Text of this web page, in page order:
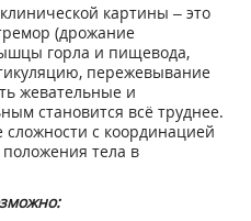
картины – это
(дрожание
горла и пищевода,
пережевывание
жевательные и
становится всё труднее.
с координацией
тела в